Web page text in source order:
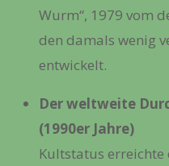
Wurm“, 1979 vom
den damals wenig
entwickelt.
Der weltweite
(1990er Jahre)
Kultstatus erreichte